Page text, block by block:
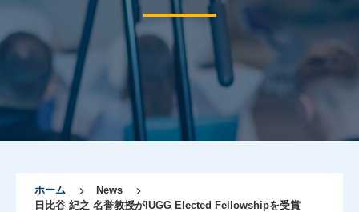
ホーム
News
日比谷 紀之 名誉教授がIUGG Elected Fellowshipを受賞